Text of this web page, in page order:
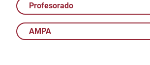
Profesorado
AMPA